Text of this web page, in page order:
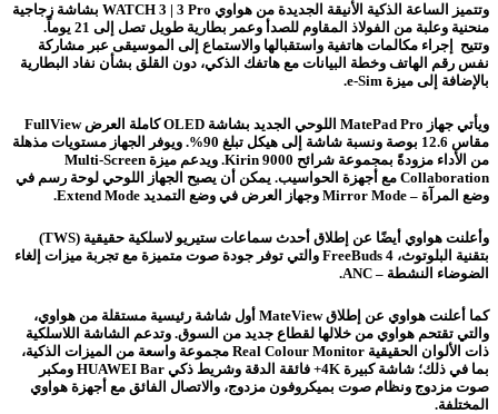
وتتميز الساعة الذكية الأنيقة الجديدة من هواوي WATCH 3 | 3 Pro بشاشة زجاجية
منحنية وعلبة من الفولاذ المقاوم للصدأ وعمر بطارية طويل تصل إلى 21 يوماً.
وتتيح إجراء مكالمات هاتفية واستقبالها والاستماع إلى الموسيقى عبر مشاركة
نفس رقم الهاتف وخطة البيانات مع هاتفك الذكي، دون القلق بشأن نفاد البطارية
بالإضافة إلى ميزة e-Sim.
ويأتي جهاز MatePad Pro اللوحي الجديد بشاشة OLED كاملة العرض FullView
مقاس 12.6 بوصة ونسبة شاشة إلى هيكل تبلغ 90%. ويوفر الجهاز مستويات مذهلة
من الأداء مزودةً بمجموعة شرائح Kirin 9000. ويدعم ميزة Multi-Screen
Collaboration مع أجهزة الحواسيب. يمكن أن يصبح الجهاز اللوحي لوحة رسم في
وضع المرآة – Mirror Mode وجهاز العرض في وضع التمديد Extend Mode.
وأعلنت هواوي أيضًا عن إطلاق أحدث سماعات ستيريو لاسلكية حقيقية (TWS)
بتقنية البلوتوث، FreeBuds 4 والتي توفر جودة صوت متميزة مع تجربة ميزات إلغاء
الضوضاء النشطة – ANC.
كما أعلنت هواوي عن إطلاق MateView أول شاشة رئيسية مستقلة من هواوي،
والتي تقتحم هواوي من خلالها لقطاع جديد من السوق. وتدعم الشاشة اللاسلكية
ذات الألوان الحقيقية Real Colour Monitor مجموعة واسعة من الميزات الذكية،
بما في ذلك؛ شاشة كبيرة 4K+ فائقة الدقة وشريط ذكي HUAWEI Bar ومكبر
صوت مزدوج ونظام صوت بميكروفون مزدوج، والاتصال الفائق مع أجهزة هواوي
المختلفة.